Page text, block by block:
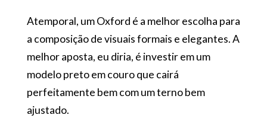
Atemporal, um Oxford é a melhor escolha para
a composição de visuais formais e elegantes. A
melhor aposta, eu diria, é investir em um
modelo preto em couro que cairá
perfeitamente bem com um terno bem
ajustado.